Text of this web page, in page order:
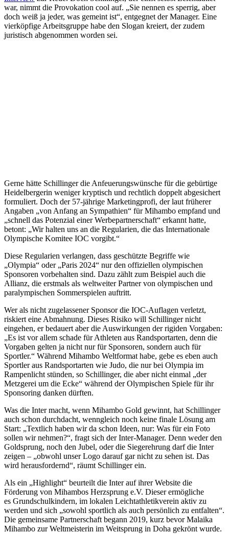
war, nimmt die Provokation cool auf. „Sie nennen es sperrig, aber
doch weiß ja jeder, was gemeint ist“, entgegnet der Manager. Eine
vierköpfige Arbeitsgruppe habe den Slogan kreiert, der zudem
juristisch abgenommen worden sei.
Gerne hätte Schillinger die Anfeuerungswünsche für die gebürtige
Heidelbergerin weniger kryptisch und rechtlich doppelt abgesichert
formuliert. Doch der 57-jährige Marketingprofi, der laut früherer
Angaben „von Anfang an Sympathien“ für Mihambo empfand und
„schnell das Potenzial einer Werbepartnerschaft“ erkannt hatte,
betont: „Wir halten uns an die Regularien, die das Internationale
Olympische Komitee IOC vorgibt.“
Diese Regularien verlangen, dass geschützte Begriffe wie
„Olympia“ oder „Paris 2024“ nur den offiziellen olympischen
Sponsoren vorbehalten sind. Dazu zählt zum Beispiel auch die
Allianz, die erstmals als weltweiter Partner von olympischen und
paralympischen Sommerspielen auftritt.
Wer als nicht zugelassener Sponsor die IOC-Auflagen verletzt,
riskiert eine Abmahnung. Dieses Risiko will Schillinger nicht
eingehen, er bedauert aber die Auswirkungen der rigiden Vorgaben:
„Es ist vor allem schade für Athleten aus Randsportarten, denn die
Vorgaben gelten ja nicht nur für Sponsoren, sondern auch für
Sportler.“ Während Mihambo Weltformat habe, gebe es eben auch
Sportler aus Randsportarten wie Judo, die nur bei Olympia im
Rampenlicht stünden, so Schillinger, die aber nicht einmal „der
Metzgerei um die Ecke“ während der Olympischen Spiele für ihr
Sponsoring danken dürften.
Was die Inter macht, wenn Mihambo Gold gewinnt, hat Schillinger
auch schon durchdacht, wenngleich noch keine finale Lösung am
Start: „Textlich haben wir da schon Ideen, nur: Was für ein Foto
sollen wir nehmen?“, fragt sich der Inter-Manager. Denn weder den
Goldsprung, noch den Jubel, oder die Siegerehrung darf die Inter
zeigen – „obwohl unser Logo darauf gar nicht zu sehen ist. Das
wird herausfordernd“, räumt Schillinger ein.
Als ein „Highlight“ beurteilt die Inter auf ihrer Website die
Förderung von Mihambos Herzsprung e.V. Dieser ermögliche
es Grundschulkindern, im lokalen Leichtathletikverein aktiv zu
werden und sich „sowohl sportlich als auch persönlich zu entfalten“.
Die gemeinsame Partnerschaft begann 2019, kurz bevor Malaika
Mihambo zur Weltmeisterin im Weitsprung in Doha gekrönt wurde.